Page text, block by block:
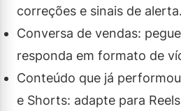
correções e sinais de alerta.
Conversa de vendas:
responda em formato de
Conteúdo que já
e Shorts: adapte para